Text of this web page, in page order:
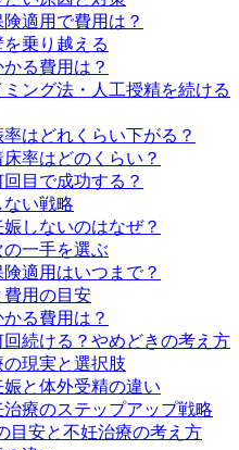
適用で費用は？
乗り越える
る費用は？
ング法・人工授精を続ける
はどれくらい下がる？
率はどのくらい？
目で成功する？
い戦略
しないのはなぜ？
一手を選ぶ
適用はいつまで？
用の目安
る費用は？
続ける？やめどきの考え方
現実と選択肢
と体外受精の違い
療のステップアップ戦略
目安と不妊治療の考え方